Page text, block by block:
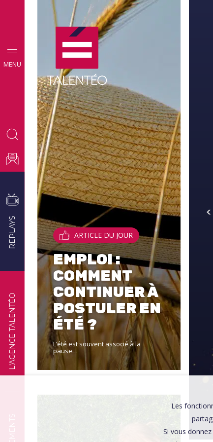
MENU
L'AGENCE TALENTÉO
REPLAYS
CONSEILS
EMPLOI
ARTICLE DU JOUR
EMPLOI :
COMMENT
CONTINUER À
POSTULER EN
ÉTÉ ?
L’été est souvent associé à la
pause…
Les
Si vous